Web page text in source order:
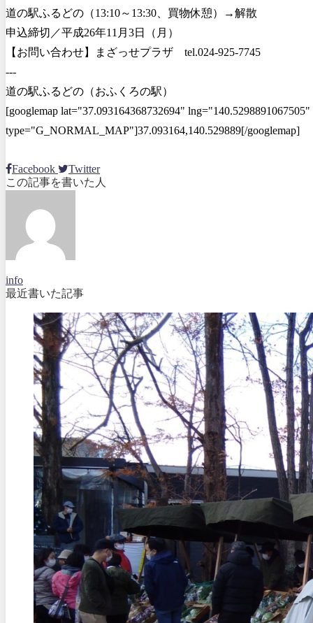
道の駅ふるどの（13:10～13:30、買物休憩）→解散
申込締切／平成26年11月3日（月）
【お問い合わせ】まざっせプラザ tel.024-925-7745
---
道の駅ふるどの（おふくろの駅）
[googlemap lat="37.093164368732694"
type="G_NORMAL_MAP"]37.093164,140.529889[/googlemap]
Facebook
Twitter
この記事を書いた人
info
最近書いた記事